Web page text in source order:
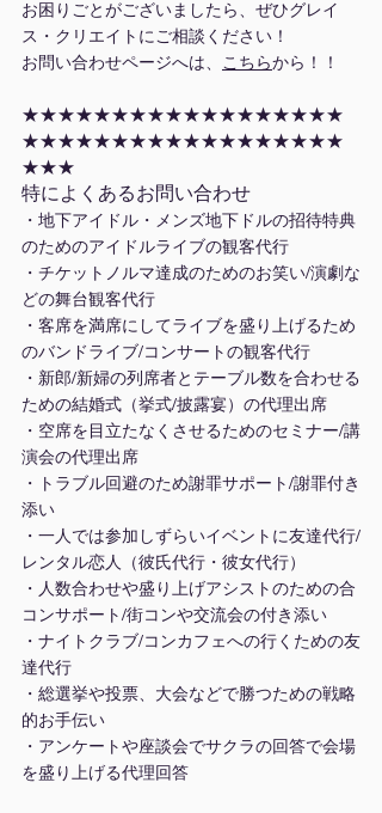
お困りごとがございましたら、ぜひグレイ
ス・クリエイトにご相談ください！
お問い合わせページへは、 こちらから！！
★★★★★★★★★★★★★★★★★★
★★★★★★★★★★★★★★★★★★
★★★
特によくあるお問い合わせ
・地下アイドル・メンズ地下ドルの招待特典
のためのアイドルライブの観客代行
・チケットノルマ達成のためのお笑い/演劇な
どの舞台観客代行
・客席を満席にしてライブを盛り上げるため
のバンドライブ/コンサートの観客代行
・新郎/新婦の列席者とテーブル数を合わせる
ための結婚式（挙式/披露宴）の代理出席
・空席を目立たなくさせるためのセミナー/講
演会の代理出席
・トラブル回避のため謝罪サポート/謝罪付き
添い
・一人では参加しずらいイベントに友達代行/
レンタル恋人（彼氏代行・彼女代行）
・人数合わせや盛り上げアシストのための合
コンサポート/街コンや交流会の付き添い
・ナイトクラブ/コンカフェへの行くための友
達代行
・総選挙や投票、大会などで勝つための戦略
的お手伝い
・アンケートや座談会でサクラの回答で会場
を盛り上げる代理回答